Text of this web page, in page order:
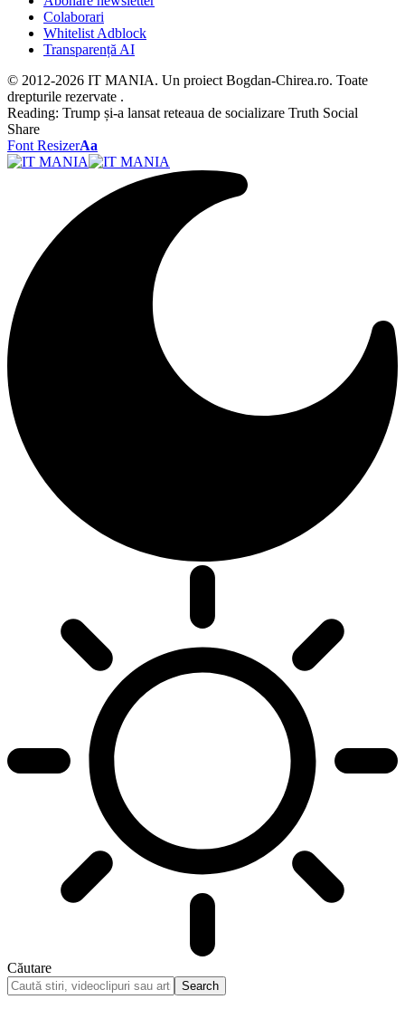
Colaborari
Whitelist Adblock
Transparență AI
© 2012-2026 IT MANIA. Un proiect Bogdan-Chirea.ro. Toate
drepturile rezervate .
Reading: Trump și-a lansat reteaua de socializare Truth Social
Share
Font ResizerAa
Căutare